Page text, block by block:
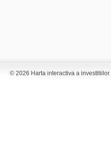
© 2026 Harta interactiva a investitiilor.